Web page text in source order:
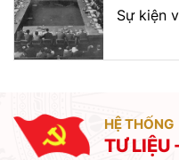
Sự kiện
HỆ THỐNG
TƯ LIỆU